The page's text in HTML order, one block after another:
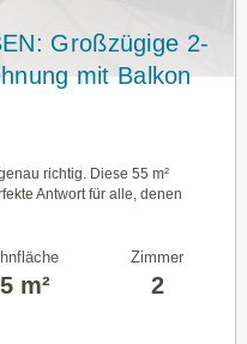
Großzügige 2-
mit Balkon
richtig. Diese 55 m²
Antwort für alle, denen
m²
Zimmer
2